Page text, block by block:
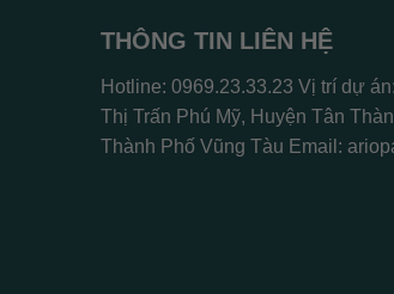
THÔNG TIN LIÊN HỆ
Hotline: 0969.23.33.23 Vị trí dự
Thị Trấn Phú Mỹ, Huyện Tân
Thành Phố Vũng Tàu Email: